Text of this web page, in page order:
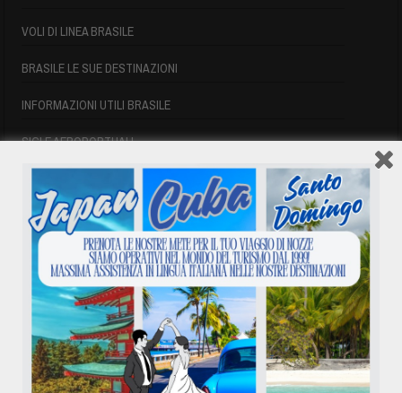
VOLI DI LINEA BRASILE
BRASILE LE SUE DESTINAZIONI
INFORMAZIONI UTILI BRASILE
SIGLE AEROPORTUALI
VOLI CUBA
VOLI CUBA
VOLI CUBA LAST MINUTE
VOLI DI LINEA CUBA
AFFITTO CASE A PLAYA DEL ESTE